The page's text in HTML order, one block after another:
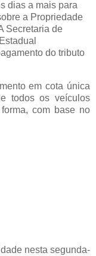
dias a mais para
a Propriedade
Secretaria de
do tributo
em cota única
todos os veículos
com base no
nesta segunda-